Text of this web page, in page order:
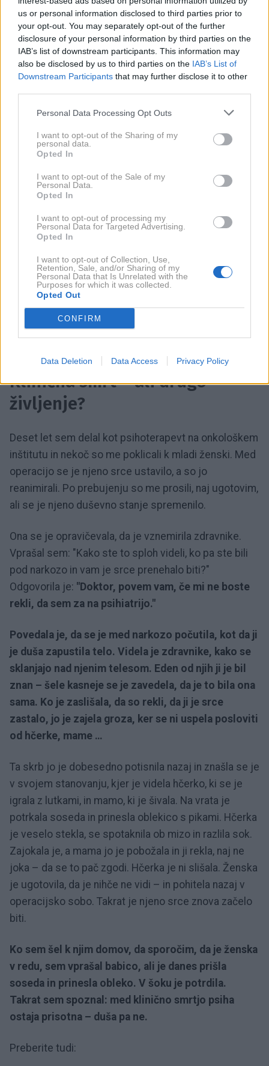
us or personal information disclosed to third parties prior to
your opt-out. You may separately opt-out of the further
disclosure of your personal information by third parties on the
IAB’s list of downstream participants. This information may
also be disclosed by us to third parties on the IAB’s List of
Downstream Participants that may further disclose it to other
Personal Data Processing Opt Outs
I want to opt-out of the Sharing of my
personal data.
Opted In
I want to opt-out of the Sale of my
Personal Data.
Opted In
I want to opt-out of processing my
Personal Data for Targeted Advertising.
Opted In
I want to opt-out of Collection, Use,
Retention, Sale, and/or Sharing of my
Personal Data that Is Unrelated with the
Purposes for which it was collected.
Opted Out
CONFIRM
Data Deletion Data Access Privacy Policy
tihi zamenjavi vlog.
Včasih ljudje umrejo na rojstni dan svojih staršev,
bratov ali sester. Umremo lahko na dan, ko se je rodil
naš oče, teta ali stara mama – kot bi bil med
generacijami vpisan nevidni tok, ki presega čas.
Takšne povezave namigujejo na globljo zakonitost,
rojstvo, smrt, rojstvo, smrt – prepletanje, ki ni zgolj
statistično, temveč tudi duhovno in energetsko
nabito.
obstaja "večja slika" – nekaj, kar posamezniku ni
vedno doumljivo, a v nas prebuja spoštovanje do
skrivnosti življenja. Lahko gre za predniško vez, za
dušni dogovor ali za energijsko sinhronost, ki jo šele
začenjamo razumeti. Smrt ni konec, temveč
nadaljevanje toka, v katerem se preteklost in
prihodnost stikata v točki sedanjega trenutka.
Klinična smrt – ali drugo
življenje?
Deset let sem delal kot psihoterapevt na onkološkem
inštitutu in nekoč so me poklicali k mladi ženski. Med
operacijo se je njeno srce ustavilo, a so jo
reanimirali. Po prebujenju so me prosili, naj ugotovim,
ali se je njeno duševno stanje spremenilo.
Ona se je opravičevala, da je vznemirila zdravnike.
Vprašal sem: "Kako ste to sploh videli, ko pa ste bili
pod narkozo in vam je srce prenehalo biti?"
Odgovorila je: "Doktor, povem vam, če mi ne boste
rekli, da sem za na psihiatrijo."
Povedala je, da se je med narkozo počutila, kot da ji
je duša zapustila telo. Videla je zdravnike, kako se
sklanjajo nad njenim telesom. Eden od njih ji je bil
znan – šele kasneje se je zavedela, da je to bila ona
sama. Ko je zaslišala, da so rekli, da ji je srce
zastalo, jo je zajela groza, ker se ni uspela posloviti
od hčerke, mame …
Ta skrb jo je dobesedno potisnila nazaj in znašla se je
v svojem stanovanju, kjer je videla hčerko, ki se je
igrala z lutkami, in mamo, ki je šivala. Na vrata je
potrkala soseda in prinesla oblekico s pikami. Hčerka
je veselo stekla, se spotaknila ob mizo in razlila sok.
Zajokala je, a mama jo je pobožala in ji rekla, naj ne
joka – da se to pač zgodi. Hčerka je ni slišala. Ženska
je ugotovila, da je nihče ne vidi – in pohitela nazaj v
operacijsko sobo. Takrat je njeno srce znova začelo
biti.
Ko sem šel k njim domov, da sporočim, da je ženska
v redu, sem vprašal babico, ali je danes prišla
soseda in prinesla obleko. V šoku je potrdila.
Takrat sem spoznal: med klinično smrtjo psiha
ostaja prisotna – duša pa ne.
Preberite tudi: